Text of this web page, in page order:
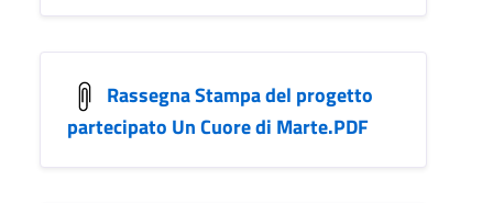
Rassegna Stampa del progetto
partecipato Un Cuore di Marte.PDF